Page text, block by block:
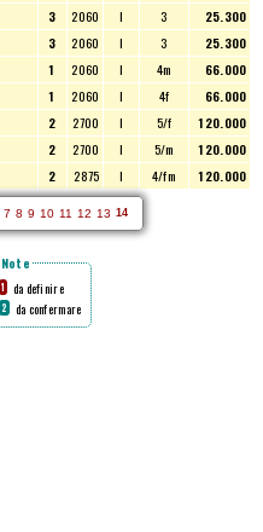
3 2060 I 3
25.300
3 2060 I 3
25.300
1 2060 I 4m
66.000
1 2060 I 4f
66.000
2 2700 I 5/f
120.000
2 2700 I 5/m
120.000
2 2875 I 4/fm 120.000
7 8 9 10 11 12 13 14
Note
1 da definire
2 da confermare